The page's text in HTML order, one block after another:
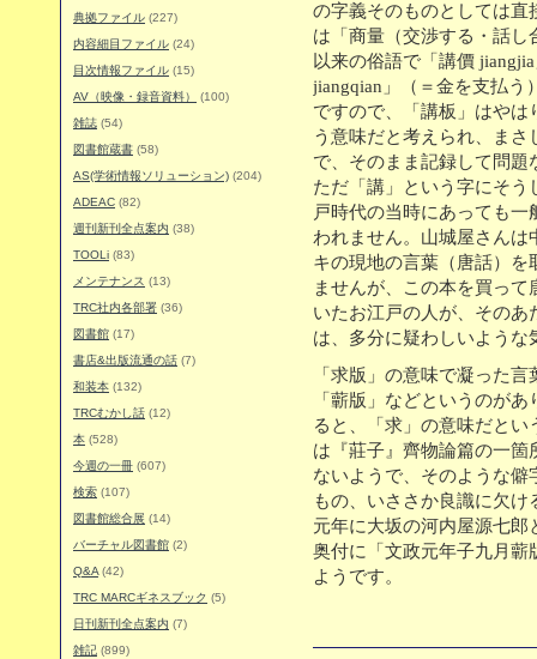
典拠ファイル (227)
内容細目ファイル (24)
目次情報ファイル (15)
AV（映像・録音資料）
(100)
雑誌 (54)
図書館蔵書 (58)
AS(学術情報ソリューション) (204)
ADEAC (82)
週刊新刊全点案内 (38)
TOOLi (83)
メンテナンス (13)
TRC社内各部署 (36)
図書館 (17)
書店&出版流通の話 (7)
和装本 (132)
TRCむかし話 (12)
本 (528)
今週の一冊 (607)
検索 (107)
図書館総合展 (14)
バーチャル図書館 (2)
Q&A (42)
TRC MARCギネスブック (5)
日刊新刊全点案内 (7)
雑記 (899)
の字義そのものとしては直
は「商量（交渉する・話
以来の俗語で「講價
jiangqian」（＝金を支払う
ですので、「講板」はや
う意味だと考えられ、ま
で、そのまま記録して問題
ただ「講」という字にそ
戸時代の当時にあっても
われません。山城屋さん
キの現地の言葉（唐話）
ませんが、この本を買っ
いたお江戸の人が、その
は、多分に疑わしいよう
「求版」の意味で凝った
「蘄版」などというのが
ると、「求」の意味だと
は『莊子』齊物論篇の一
ないようで、そのような
もの、いささか良識に欠
元年に大坂の河内屋源七
奥付に「文政元年子九月蘄
ようです。